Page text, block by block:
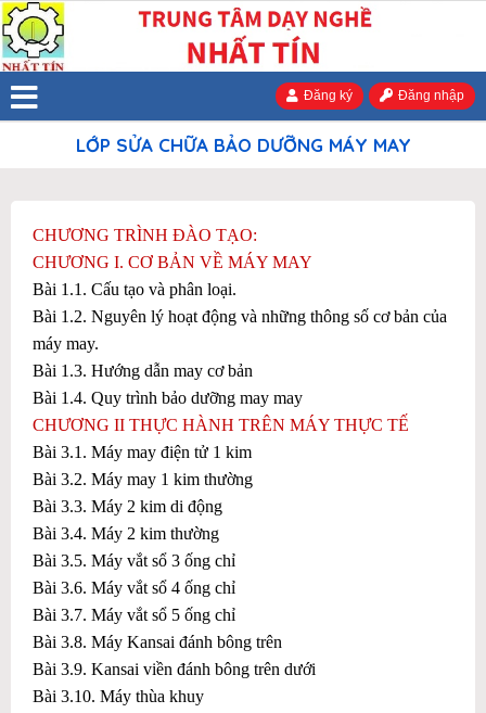
Đăng ký Đăng nhập
LỚP SỬA CHỮA BẢO DƯỠNG MÁY MAY
CHƯƠNG TRÌNH ĐÀO TẠO:
CHƯƠNG I. CƠ BẢN VỀ MÁY MAY
Bài 1.1. Cấu tạo và phân loại.
Bài 1.2. Nguyên lý hoạt động và những thông số cơ bản của
máy may.
Bài 1.3. Hướng dẫn may cơ bản
Bài 1.4. Quy trình bảo dưỡng may may
CHƯƠNG II THỰC HÀNH TRÊN MÁY THỰC TẾ
Bài 3.1. Máy may điện tử 1 kim
Bài 3.2. Máy may 1 kim thường
Bài 3.3. Máy 2 kim di động
Bài 3.4. Máy 2 kim thường
Bài 3.5. Máy vắt sổ 3 ống chỉ
Bài 3.6. Máy vắt sổ 4 ống chỉ
Bài 3.7. Máy vắt sổ 5 ống chỉ
Bài 3.8. Máy Kansai đánh bông trên
Bài 3.9. Kansai viền đánh bông trên dưới
Bài 3.10. Máy thùa khuy